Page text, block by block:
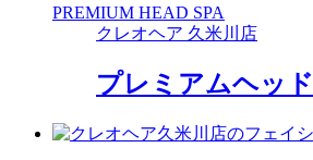
PREMIUM HEAD SPA
クレオヘア 久米川店
プレミアムヘッ